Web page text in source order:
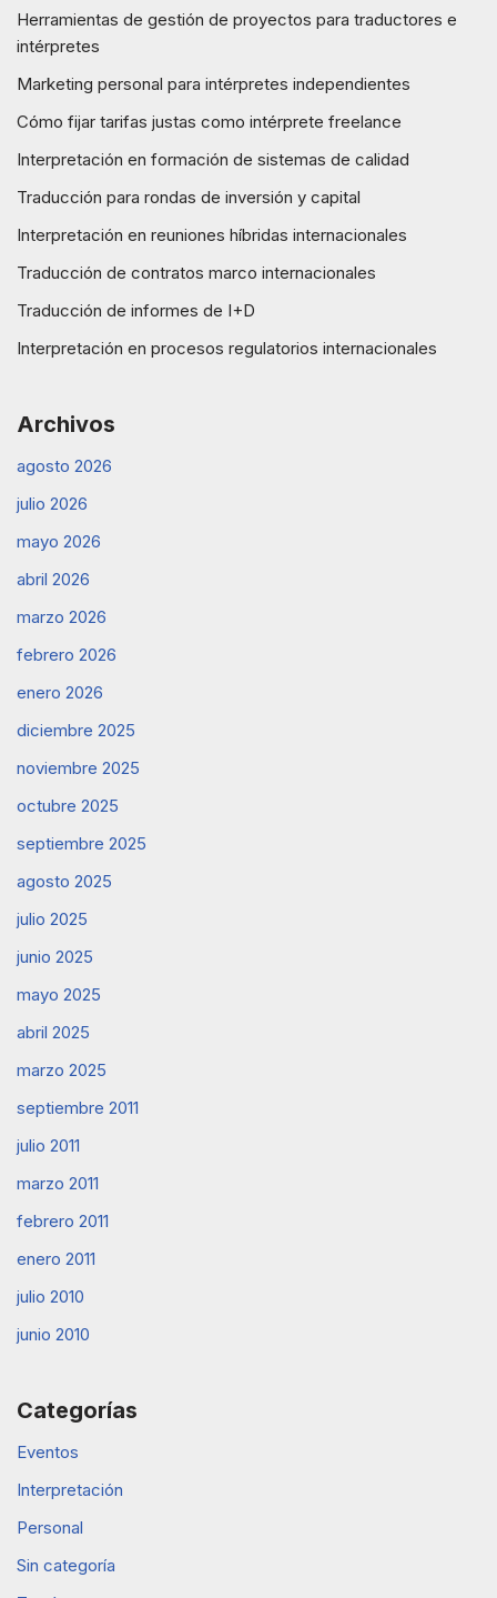
Herramientas de gestión de proyectos para traductores e
intérpretes
Marketing personal para intérpretes independientes
Cómo fijar tarifas justas como intérprete freelance
Interpretación en formación de sistemas de calidad
Traducción para rondas de inversión y capital
Interpretación en reuniones híbridas internacionales
Traducción de contratos marco internacionales
Traducción de informes de I+D
Interpretación en procesos regulatorios internacionales
Archivos
agosto 2026
julio 2026
mayo 2026
abril 2026
marzo 2026
febrero 2026
enero 2026
diciembre 2025
noviembre 2025
octubre 2025
septiembre 2025
agosto 2025
julio 2025
junio 2025
mayo 2025
abril 2025
marzo 2025
septiembre 2011
julio 2011
marzo 2011
febrero 2011
enero 2011
julio 2010
junio 2010
Categorías
Eventos
Interpretación
Personal
Sin categoría